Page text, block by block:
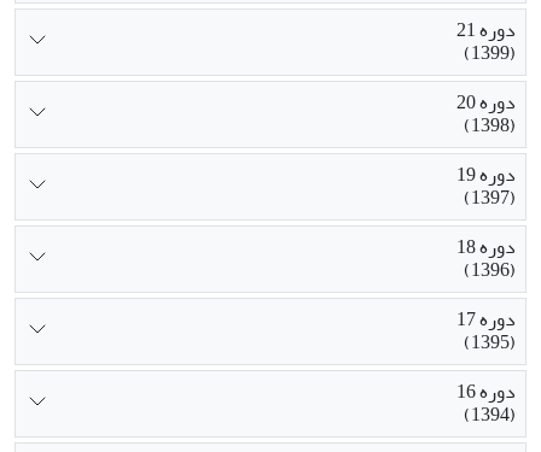
دوره 21
(1399)
دوره 20
(1398)
دوره 19
(1397)
دوره 18
(1396)
دوره 17
(1395)
دوره 16
(1394)